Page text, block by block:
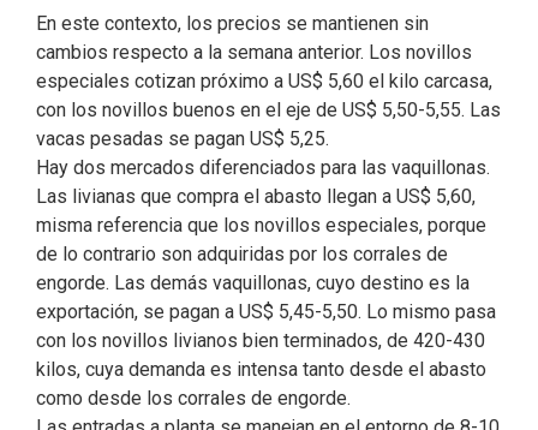
En este contexto, los precios se mantienen sin
cambios respecto a la semana anterior. Los novillos
especiales cotizan próximo a US$ 5,60 el kilo carcasa,
con los novillos buenos en el eje de US$ 5,50-5,55. Las
vacas pesadas se pagan US$ 5,25.
Hay dos mercados diferenciados para las vaquillonas.
Las livianas que compra el abasto llegan a US$ 5,60,
misma referencia que los novillos especiales, porque
de lo contrario son adquiridas por los corrales de
engorde. Las demás vaquillonas, cuyo destino es la
exportación, se pagan a US$ 5,45-5,50. Lo mismo pasa
con los novillos livianos bien terminados, de 420-430
kilos, cuya demanda es intensa tanto desde el abasto
como desde los corrales de engorde.